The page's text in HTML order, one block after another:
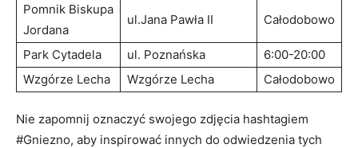
Pomnik Biskupa
Jordana
ul.Jana Pawła II Całodobowo
Park Cytadela ul. Poznańska
6:00-20:00
Wzgórze Lecha
Wzgórze Lecha Całodobowo
Nie ‍zapomnij oznaczyć swojego zdjęcia hashtagiem
#Gniezno, aby ​inspirować innych do odwiedzenia tych